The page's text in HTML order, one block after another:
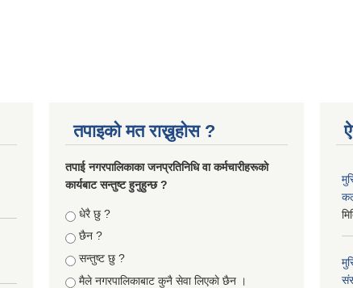
तपाइको मत राख्नुहोस ?
तपा‌ई नगरपालिकाका जनप्रतिनिधि वा कर्मचारीहरूकाे
कार्यबाट सन्तुष्ट हुनुहुन्छ ?
Choices
धेरै छु ?
छैन ?
सन्तुष्ट छु ?
मैले नगरपालिकाबाट कुनै सेवा लिएकाे छैन ।